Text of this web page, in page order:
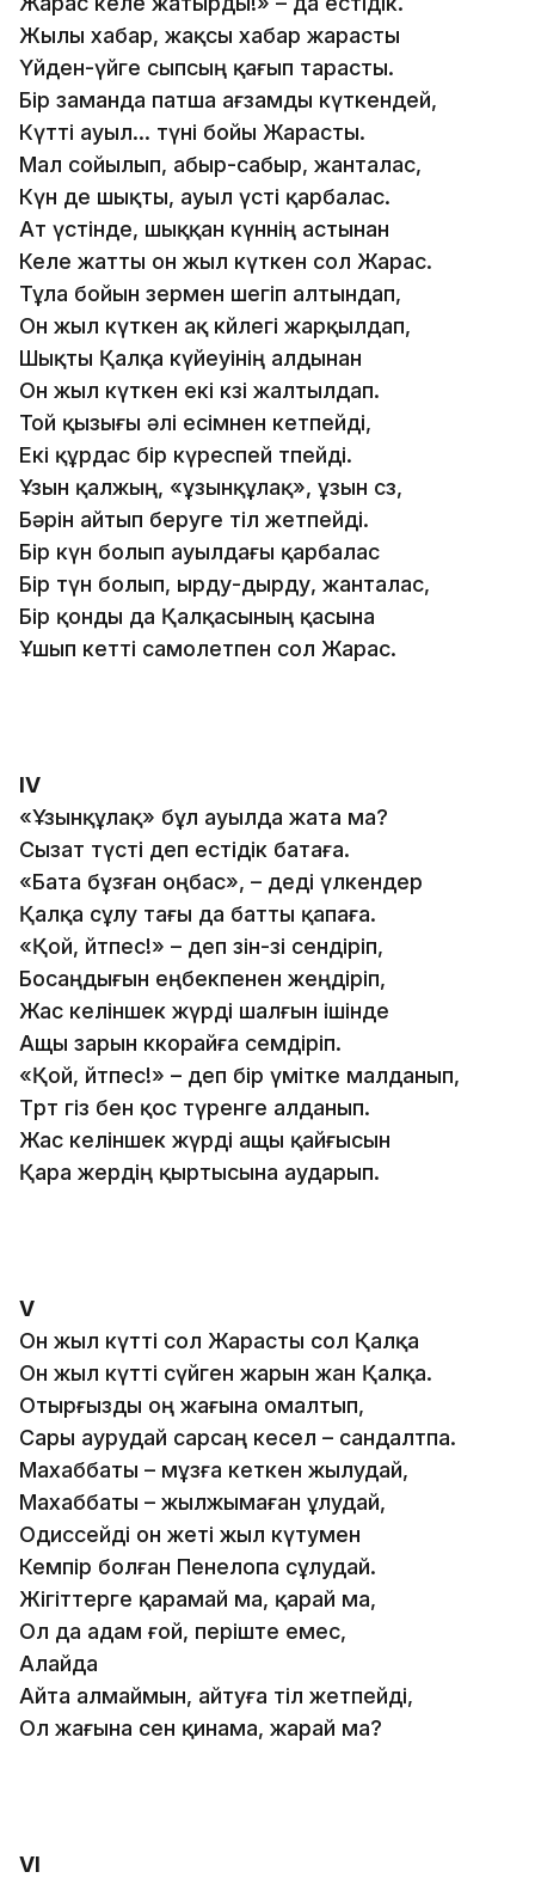
Жылы хабар, жақсы хабар жарасты
Үйден-үйге сыпсың қағып тарасты.
Бір заманда патша ағзамды күткендей,
Күтті ауыл… түні бойы Жарасты.
Мал сойылып, абыр-сабыр, жанталас,
Күн де шықты, ауыл үсті қарбалас.
Ат үстінде, шыққан күннің астынан
Келе жатты он жыл күткен сол Жарас.
Тұла бойын зермен шегіп алтындап,
Он жыл күткен ақ көйлегі жарқылдап,
Шықты Қалқа күйеуінің алдынан
Он жыл күткен екі көзі жалтылдап.
Той қызығы әлі есімнен кетпейді,
Екі құрдас бір күреспей өтпейді.
Ұзын қалжың, «ұзынқұлақ», ұзын сөз,
Бәрін айтып беруге тіл жетпейді.
Бір күн болып ауылдағы қарбалас
Бір түн болып, ырду-дырду, жанталас,
Бір қонды да Қалқасының қасына
Ұшып кетті самолетпен сол Жарас.
ІV
«Ұзынқұлақ» бұл ауылда жата ма?
Сызат түсті деп естідік батаға.
«Бата бұзған оңбас», – деді үлкендер
Қалқа сұлу тағы да батты қапаға.
«Қой, өйтпес!» – деп өзін-өзі сендіріп,
Босаңдығын еңбекпенен жеңдіріп,
Жас келіншек жүрді шалғын ішінде
Ащы зарын көкорайға семдіріп.
«Қой, өйтпес!» – деп бір үмітке малданып,
Төрт өгіз бен қос түренге алданып.
Жас келіншек жүрді ащы қайғысын
Қара жердің қыртысына аударып.
V
Он жыл күтті сол Жарасты сол Қалқа
Он жыл күтті сүйген жарын жан Қалқа.
Отырғызды оң жағына омалтып,
Сары аурудай сарсаң кесел – сандалтпа.
Махаббаты – мұзға кеткен жылудай,
Махаббаты – жылжымаған ұлудай,
Одиссейді он жеті жыл күтумен
Кемпір болған Пенелопа сұлудай.
Жігіттерге қарамай ма, қарай ма,
Ол да адам ғой, періште емес,
Алайда
Айта алмаймын, айтуға тіл жетпейді,
Ол жағына сен қинама, жарай ма?
VІ